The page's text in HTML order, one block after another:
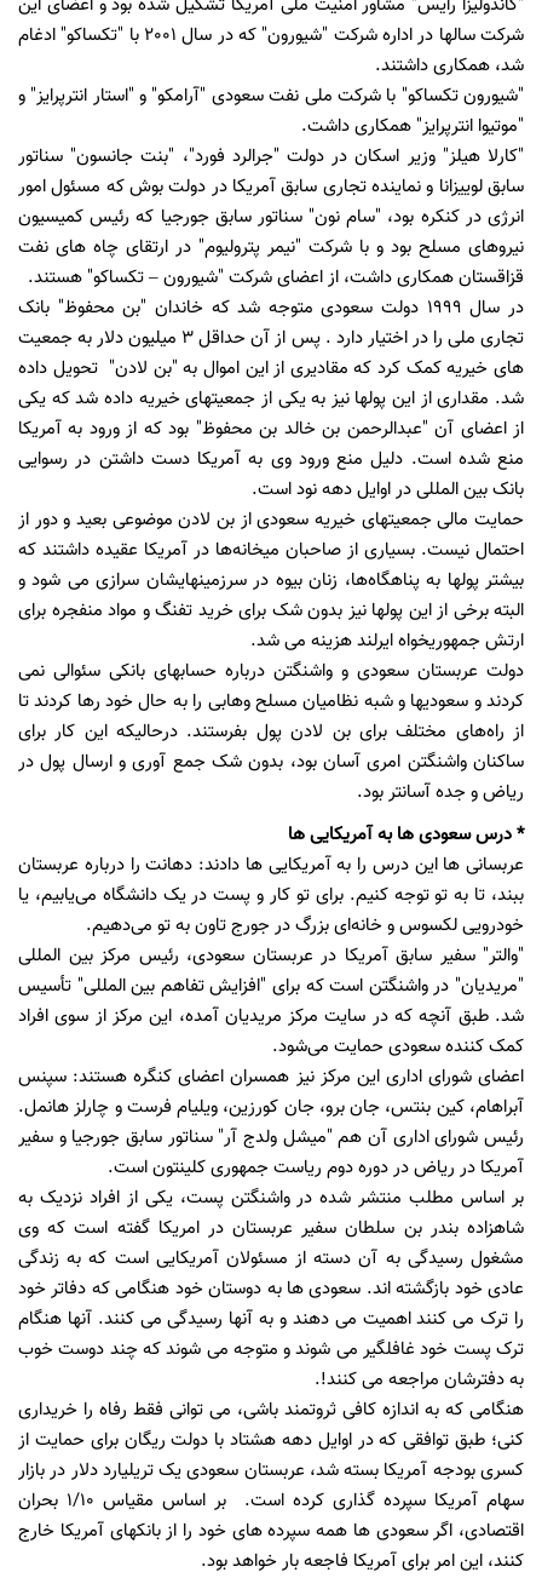
"کاندولیزا رایس" مشاور امنیت ملی آمریکا تشکیل شده بود و اعضای این
شرکت سالها در اداره شرکت "شیورون" که در سال 2001 با "تکساکو" ادغام
شد، همکاری داشتند.
"شیورون تکساکو" با شرکت ملی نفت سعودی "آرامکو" و "استار انترپرایز" و
"موتیوا انترپرایز" همکاری داشت.
"کارلا هیلز" وزیر اسکان در دولت "جرالرد فورد"، "بنت جانسون" سناتور
سابق لوییزانا و نماینده تجاری سابق آمریکا در دولت بوش که مسئول امور
انرژی در کنکره بود، "سام نون" سناتور سابق جورجیا که رئیس کمیسیون
نیروهای مسلح بود و با شرکت "نیمر پترولیوم" در ارتقای چاه های نفت
قزاقستان همکاری داشت، از اعضای شرکت "شیورون – تکساکو" هستند.
در سال 1999 دولت سعودی متوجه شد که خاندان "بن محفوظ" بانک
تجاری ملی را در اختیار دارد . پس از آن حداقل 3 میلیون دلار به جمعیت
های خیریه کمک کرد که مقادیری از این اموال به "بن لادن" تحویل داده
شد. مقداری از این پولها نیز به یکی از جمعیتهای خیریه داده شد که یکی
از اعضای آن "عبدالرحمن بن خالد بن محفوظ" بود که از ورود به آمریکا
منع شده است. دلیل منع ورود وی به آمریکا دست داشتن در رسوایی
بانک بین المللی در اوایل دهه نود است.
حمایت مالی جمعیتهای خیریه سعودی از بن لادن موضوعی بعید و دور از
احتمال نیست. بسیاری از صاحبان میخانه‌ها در آمریکا عقیده داشتند که
بیشتر پولها به پناهگاه‌ها، زنان بیوه در سرزمینهایشان سرازی می شود و
البته برخی از این پولها نیز بدون شک برای خرید تفنگ و مواد منفجره برای
ارتش جمهوریخواه ایرلند هزینه می شد.
دولت عربستان سعودی و واشنگتن درباره حسابهای بانکی سئوالی نمی
کردند و سعودیها و شبه نظامیان مسلح وهابی را به حال خود رها کردند تا
از راه‌های مختلف برای بن لادن پول بفرستند. درحالیکه این کار برای
ساکنان واشنگتن امری آسان بود، بدون شک جمع آوری و ارسال پول در
ریاض و جده آسانتر بود.
* درس سعودی ها به آمریکایی ها
عربسانی ها این درس را به آمریکایی ها دادند: دهانت را درباره عربستان
ببند، تا به تو توجه کنیم. برای تو کار و پست در یک دانشگاه می‌یابیم، یا
خودرویی لکسوس و خانه‌ای بزرگ در جورج تاون به تو می‌دهیم.
"والتر" سفیر سابق آمریکا در عربستان سعودی، رئیس مرکز بین المللی
"مریدیان" در واشنگتن است که برای "افزایش تفاهم بین المللی" تأسیس
شد. طبق آنچه که در سایت مرکز مریدیان آمده، این مرکز از سوی افراد
کمک کننده سعودی حمایت می‌شود.
اعضای شورای اداری این مرکز نیز همسران اعضای کنگره هستند: سپنس
آبراهام، کین بنتس، جان برو، جان کورزین، ویلیام فرست و چارلز هانمل.
رئیس شورای اداری آن هم "میشل ولدج آر" سناتور سابق جورجیا و سفیر
آمریکا در ریاض در دوره دوم ریاست جمهوری کلینتون است.
بر اساس مطلب منتشر شده در واشنگتن پست، یکی از افراد نزدیک به
شاهزاده بندر بن سلطان سفیر عربستان در امریکا گفته است که وی
مشغول رسیدگی به آن دسته از مسئولان آمریکایی است که به زندگی
عادی خود بازگشته اند. سعودی ها به دوستان خود هنگامی که دفاتر خود
را ترک می کنند اهمیت می دهند و به آنها رسیدگی می کنند. آنها هنگام
ترک پست خود غافلگیر می شوند و متوجه می شوند که چند دوست خوب
به دفترشان مراجعه می کنند!.
هنگامی که به اندازه کافی ثروتمند باشی، می توانی فقط رفاه را خریداری
کنی؛ طبق توافقی که در اوایل دهه هشتاد با دولت ریگان برای حمایت از
کسری بودجه آمریکا بسته شد، عربستان سعودی یک تریلیارد دلار در بازار
سهام آمریکا سپرده گذاری کرده است. بر اساس مقیاس 1/10 بحران
اقتصادی، اگر سعودی ها همه سپرده های خود را از بانکهای آمریکا خارج
کنند، این امر برای آمریکا فاجعه بار خواهد بود.